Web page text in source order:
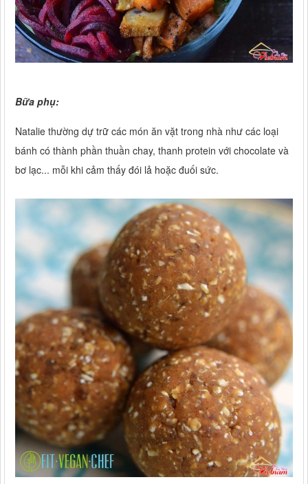
Bữa phụ:
Natalie thường dự trữ các món ăn vặt trong nhà như các loại
bánh có thành phần thuần chay, thanh protein với chocolate và
bơ lạc... mỗi khi cảm thấy đói lả hoặc đuối sức.